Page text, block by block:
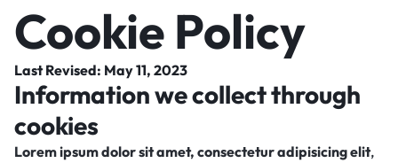
Cookie Policy
Last Revised: May 11, 2023
Information we collect through
cookies
Lorem ipsum dolor sit amet, consectetur adipisicing elit,